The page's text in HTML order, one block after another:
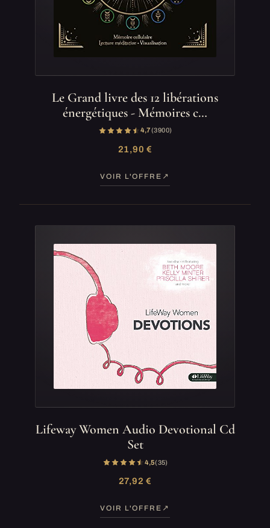
Le Grand livre des 12 libérations
énergétiques - Mémoires c…
4,7(3 900)
21,90 €
VOIR L'OFFRE
Lifeway Women Audio Devotional Cd
Set
4,5(35)
27,92 €
VOIR L'OFFRE